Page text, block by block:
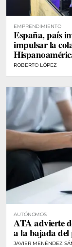
EMPRENDIMIENTO
España, país
impulsar la
ROBERTO LÓPEZ
AUTÓNOMOS
ATA advierte
a la bajada
JAVIER MENÉNDEZ